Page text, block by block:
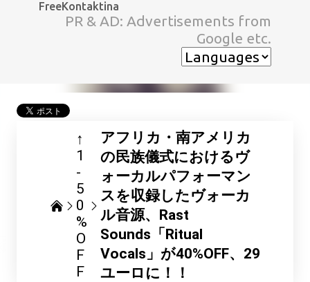
スキップしてメイン コンテンツに移動
FreeKontaktina
PR & AD: Advertisements from
Google etc.
↑
1
-
5
0
%
O
F
F
アフリカ・南アメリカ
の民族儀式におけるヴ
ォーカルパフォーマン
スを収録したヴォーカ
ル音源、Rast
Sounds「Ritual
Vocals」が40%OFF、29
ユーロに！！